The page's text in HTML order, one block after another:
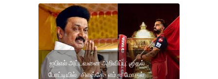
ஐபிஎல் அட்டவனை அறிவிப்பு: முதல்
போட்டியில் சிஎஸ்கே- எம்.ஐ மோதல்